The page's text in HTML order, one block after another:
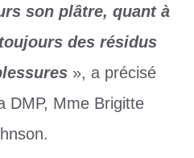
son plâtre, quant à
des résidus
», a précisé
DMP, Mme Brigitte